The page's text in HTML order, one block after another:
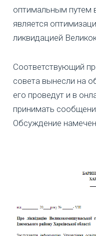
оптимальным путем
является
ликвидацией
Соответствующий
совета вынесли на
его проведут и в
принимать
Обсуждение